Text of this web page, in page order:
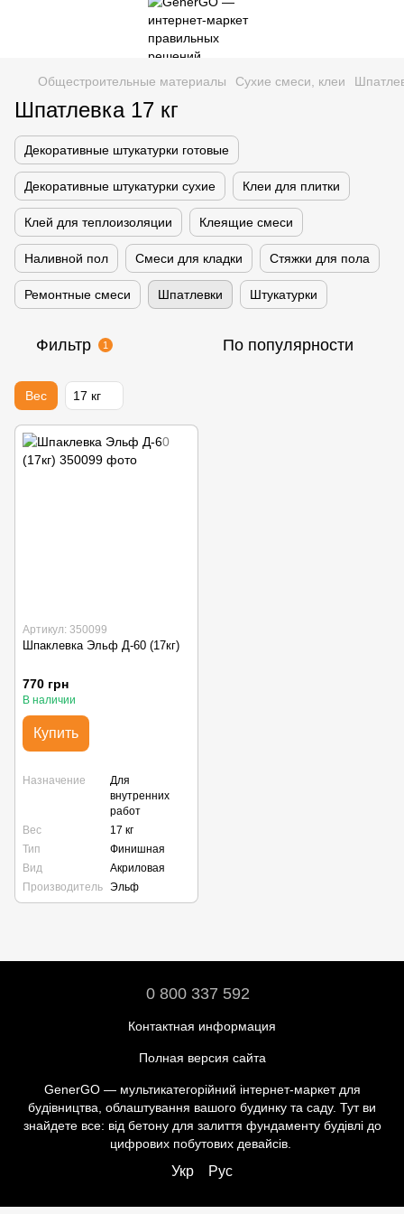
Общестроительные материалы Сухие смеси, клеи
Шпатлевка 17 кг
Декоративные штукатурки готовые
Декоративные штукатурки сухие Клеи для плитки
Клей для теплоизоляции Клеящие смеси
Наливной пол Смеси для кладки Стяжки для пола
Ремонтные смеси Шпатлевки Штукатурки
Фильтр 1 По популярности
Вес 17 кг
Артикул: 350099
Шпаклевка Эльф Д-60 (17кг)
770 грн
В наличии
Купить
Назначение
Для
внутренних
работ
Вес
17 кг
Тип
Финишная
Вид
Акриловая
Производитель Эльф
0 800 337 592
Контактная информация
Полная версия сайта
GenerGO — мультикатегорійний інтернет-маркет для
будівництва, облаштування вашого будинку та саду. Тут ви
знайдете все: від бетону для залиття фундаменту будівлі до
цифрових побутових девайсів.
Укр Рус